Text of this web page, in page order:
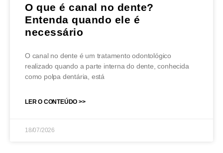
O que é canal no dente?
Entenda quando ele é
necessário
O canal no dente é um tratamento odontológico
realizado quando a parte interna do dente, conhecida
como polpa dentária, está
LER O CONTEÚDO >>
18/07/2026